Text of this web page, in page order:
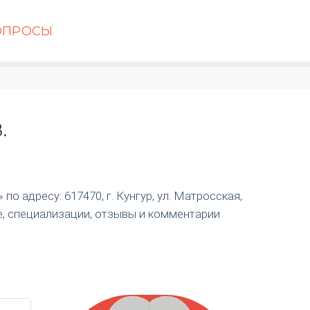
адресу: 617470, г. Кунгур, ул. Матросская,
специализации, отзывы и комментарии